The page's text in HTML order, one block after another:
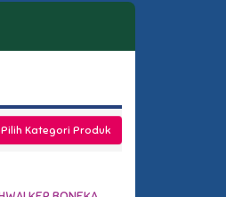
Pilih Kategori Produk